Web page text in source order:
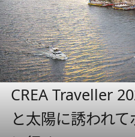
CREA Traveller
と太陽に誘われ